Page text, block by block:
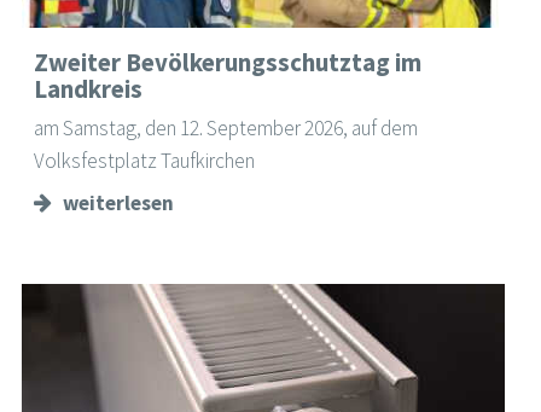
Zweiter Bevölkerungsschutztag im
Landkreis
am Samstag, den 12. September 2026, auf dem
Volksfestplatz Taufkirchen
weiterlesen